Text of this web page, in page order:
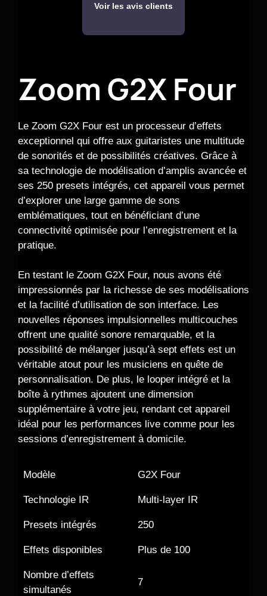
Voir les avis clients
Zoom G2X Four
Le Zoom G2X Four est un processeur d’effets
exceptionnel qui offre aux guitaristes une multitude
de sonorités et de possibilités créatives. Grâce à
sa technologie de modélisation d’amplis avancée et
ses 250 presets intégrés, cet appareil vous permet
d’explorer une large gamme de sons
emblématiques, tout en bénéficiant d’une
connectivité optimisée pour l’enregistrement et la
pratique.
En testant le Zoom G2X Four, nous avons été
impressionnés par la richesse de ses modélisations
et la facilité d’utilisation de son interface. Les
nouvelles réponses impulsionnelles multicouches
offrent une qualité sonore remarquable, et la
possibilité de mélanger jusqu’à sept effets est un
véritable atout pour les musiciens en quête de
personnalisation. De plus, le looper intégré et la
boîte à rythmes ajoutent une dimension
supplémentaire à votre jeu, rendant cet appareil
idéal pour les performances live comme pour les
sessions d’enregistrement à domicile.
Modèle G2X Four
Technologie IR Multi-layer IR
Presets intégrés 250
Effets disponibles Plus de 100
Nombre d’effets
simultanés
7